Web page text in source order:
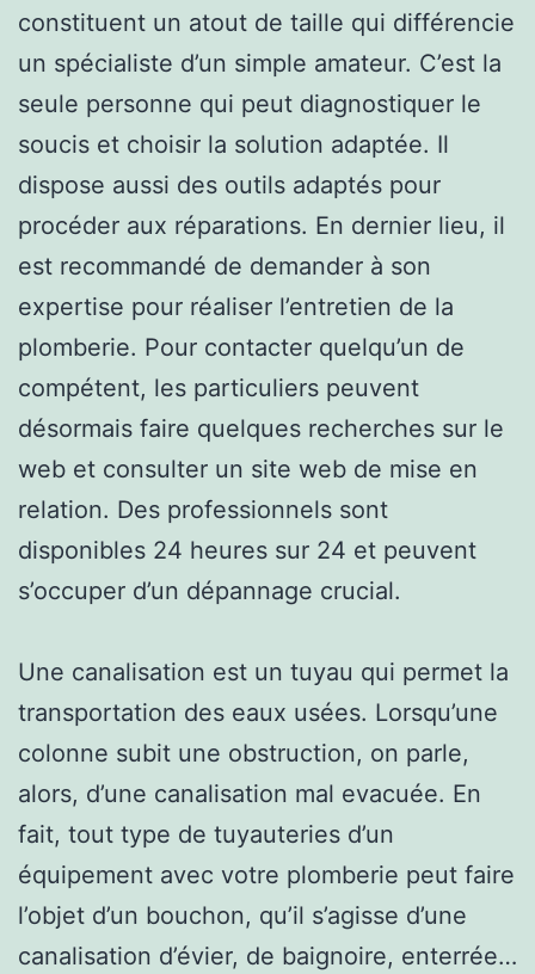
constituent un atout de taille qui différencie
un spécialiste d’un simple amateur. C’est la
seule personne qui peut diagnostiquer le
soucis et choisir la solution adaptée. Il
dispose aussi des outils adaptés pour
procéder aux réparations. En dernier lieu, il
est recommandé de demander à son
expertise pour réaliser l’entretien de la
plomberie. Pour contacter quelqu’un de
compétent, les particuliers peuvent
désormais faire quelques recherches sur le
web et consulter un site web de mise en
relation. Des professionnels sont
disponibles 24 heures sur 24 et peuvent
s’occuper d’un dépannage crucial.
Une canalisation est un tuyau qui permet la
transportation des eaux usées. Lorsqu’une
colonne subit une obstruction, on parle,
alors, d’une canalisation mal evacuée. En
fait, tout type de tuyauteries d’un
équipement avec votre plomberie peut faire
l’objet d’un bouchon, qu’il s’agisse d’une
canalisation d’évier, de baignoire, enterrée…